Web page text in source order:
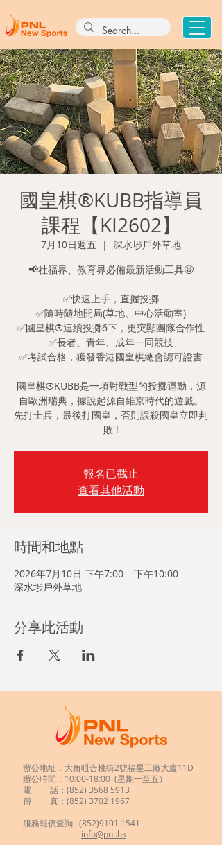
國皇棋®KUBB指導員
課程【KI2602】
7月10日週五
  |
深水埗戶外草地
📢社福界、教育界必備最新活動工具🤩
✅快速上手，直握投擲
✅隨時隨地開局(草地、中心活動室)
✅國皇棋®連續投擲6下，更突顯團隊合作性
✅長者、青年、成年一同競技
✅考試合格，獲發香港國皇棋總會認可證書
國皇棋®KUBB是一項對戰型的投擲運動，源
自歐洲瑞典，據說起源自維京時代的遊戲。
先打士兵，最後打國皇，否則誤殺國皇立即判
敗 !
報名已截止
查看其他活動
時間和地點
2026年7月10日 下午7:00 – 下午10:00
深水埗戶外草地
分享此活動
辦公地址：大角咀合桃街2號福星工廠大廈11D
辦公時間：10:00-18:00 (星期一至五）
電 話：(852) 3568 5913
傳 真：(852) 3702 1967
服務報價查詢 :(852)9101 1541
info@pnl.hk